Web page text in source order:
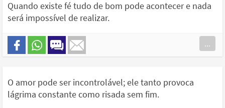
Quando existe fé tudo de bom pode acontecer e nada
será impossível de realizar.
...
O amor pode ser incontrolável; ele tanto provoca
lágrima constante como risada sem fim.